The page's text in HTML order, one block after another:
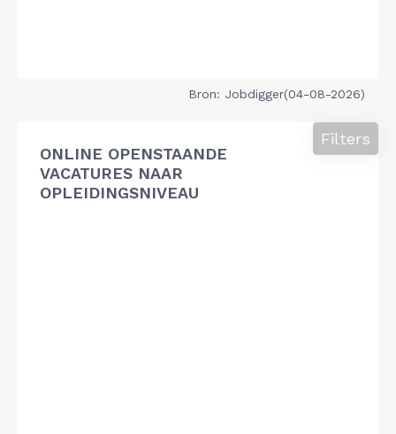
Bron: Jobdigger(04-08-2026)
ONLINE OPENSTAANDE
VACATURES NAAR
OPLEIDINGSNIVEAU
Filters